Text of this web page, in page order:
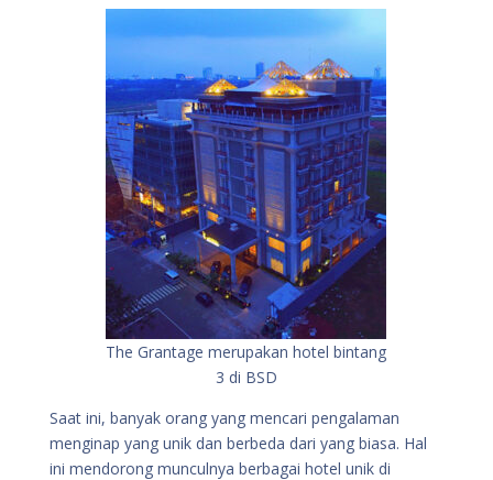
The Grantage merupakan hotel bintang
3 di BSD
Saat ini, banyak orang yang mencari pengalaman
menginap yang unik dan berbeda dari yang biasa. Hal
ini mendorong munculnya berbagai hotel unik di